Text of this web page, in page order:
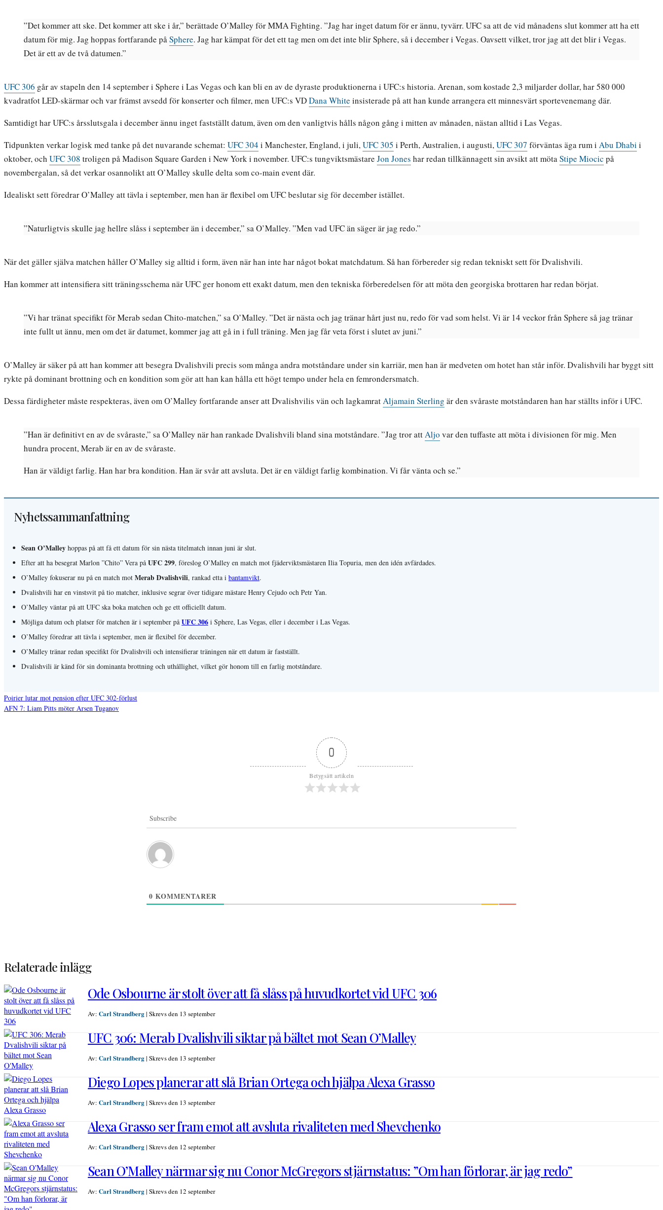
”Det kommer att ske. Det kommer att ske i år,” berättade O’Malley för MMA Fighting. ”Jag har inget datum för er ännu, tyvärr. UFC sa att de vid månadens slut kommer att ha ett
datum för mig. Jag hoppas fortfarande påSphere. Jag har kämpat för det ett tag men om det inte blir Sphere, så i december i Vegas. Oavsett vilket, tror jag att det blir i Vegas.
Det är ett av de två datumen.”
UFC 306 går av stapeln den 14 september i Sphere i Las Vegas och kan bli en av de dyraste produktionerna i UFC:s historia. Arenan, som kostade 2,3 miljarder dollar, har 580 000
kvadratfot LED-skärmar och var främst avsedd för konserter och filmer, men UFC:s VDDana White insisterade på att han kunde arrangera ett minnesvärt sportevenemang där.
Samtidigt har UFC:s årsslutsgala i december ännu inget fastställt datum, även om den vanligtvis hålls någon gång i mitten av månaden, nästan alltid i Las Vegas.
Tidpunkten verkar logisk med tanke på det nuvarande schemat: UFC 304 i Manchester, England, i juli,UFC 305 i Perth, Australien, i augusti,UFC 307 förväntas äga rum i Abu Dhabi i
oktober, och UFC 308 troligen på Madison Square Garden i New York i november. UFC:s tungviktsmästare Jon Jones har redan tillkännagett sin avsikt att mötaStipe Miocic på
novembergalan, så det verkar osannolikt att O’Malley skulle delta som co-main event där.
Idealiskt sett föredrar O’Malley att tävla i september, men han är flexibel om UFC beslutar sig för december istället.
”Naturligtvis skulle jag hellre slåss i september än i december,” sa O’Malley. ”Men vad UFC än säger är jag redo.”
När det gäller själva matchen håller O’Malley sig alltid i form, även när han inte har något bokat matchdatum. Så han förbereder sig redan tekniskt sett för Dvalishvili.
Han kommer att intensifiera sitt träningsschema när UFC ger honom ett exakt datum, men den tekniska förberedelsen för att möta den georgiska brottaren har redan börjat.
”Vi har tränat specifikt för Merab sedan Chito-matchen,” sa O’Malley. ”Det är nästa och jag tränar hårt just nu, redo för vad som helst. Vi är 14 veckor från Sphere så jag tränar
inte fullt ut ännu, men om det är datumet, kommer jag att gå in i full träning. Men jag får veta först i slutet av juni.”
O’Malley är säker på att han kommer att besegra Dvalishvili precis som många andra motståndare under sin karriär, men han är medveten om hotet han står inför. Dvalishvili har byggt sitt
rykte på dominant brottning och en kondition som gör att han kan hålla ett högt tempo under hela en femrondersmatch.
Dessa färdigheter måste respekteras, även om O’Malley fortfarande anser att Dvalishvilis vän och lagkamratAljamain Sterling är den svåraste motståndaren han har ställts inför i UFC.
”Han är definitivt en av de svåraste,” sa O’Malley när han rankade Dvalishvili bland sina motståndare. ”Jag tror attAljo var den tuffaste att möta i divisionen för mig. Men
hundra procent, Merab är en av de svåraste.
Han är väldigt farlig. Han har bra kondition. Han är svår att avsluta. Det är en väldigt farlig kombination. Vi får vänta och se.”
Nyhetssammanfattning
Sean O’Malley hoppas på att få ett datum för sin nästa titelmatch innan juni är slut.
Efter att ha besegrat Marlon ”Chito” Vera på UFC 299, föreslog O’Malley en match mot fjäderviktsmästaren Ilia Topuria, men den idén avfärdades.
O’Malley fokuserar nu på en match mot Merab Dvalishvili, rankad etta i bantamvikt.
Dvalishvili har en vinstsvit på tio matcher, inklusive segrar över tidigare mästare Henry Cejudo och Petr Yan.
O’Malley väntar på att UFC ska boka matchen och ge ett officiellt datum.
Möjliga datum och platser för matchen är i september på UFC 306 i Sphere, Las Vegas, eller i december i Las Vegas.
O’Malley föredrar att tävla i september, men är flexibel för december.
O’Malley tränar redan specifikt för Dvalishvili och intensifierar träningen när ett datum är fastställt.
Dvalishvili är känd för sin dominanta brottning och uthållighet, vilket gör honom till en farlig motståndare.
Poirier lutar mot pension efter UFC 302-förlust
AFN 7: Liam Pitts möter Arsen Tuganov
0
Betygsätt artikeln
Subscribe
0 KOMMENTARER
Relaterade inlägg
Ode Osbourne är stolt över att få slåss på huvudkortet vid UFC 306
Av: Carl Strandberg| Skrevs den 13 september
UFC 306: Merab Dvalishvili siktar på bältet mot Sean O’Malley
Av: Carl Strandberg| Skrevs den 13 september
Diego Lopes planerar att slå Brian Ortega och hjälpa Alexa Grasso
Av: Carl Strandberg| Skrevs den 13 september
Alexa Grasso ser fram emot att avsluta rivaliteten med Shevchenko
Av: Carl Strandberg| Skrevs den 12 september
Sean O’Malley närmar sig nu Conor McGregors stjärnstatus: ”Om han förlorar, är jag redo”
Av: Carl Strandberg| Skrevs den 12 september